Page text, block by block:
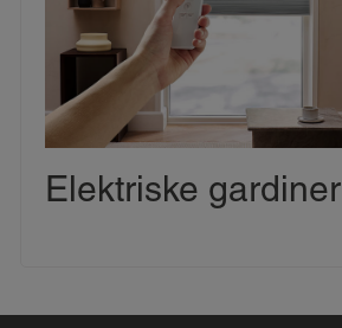
Elektriske gardiner